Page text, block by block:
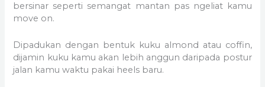
bersinar seperti semangat mantan pas ngeliat kamu
move on.
Dipadukan dengan bentuk kuku almond atau coffin,
dijamin kuku kamu akan lebih anggun daripada postur
jalan kamu waktu pakai heels baru.